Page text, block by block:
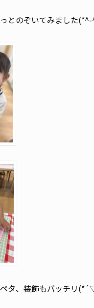
とのぞいてみました
タ、装飾もバッチリ